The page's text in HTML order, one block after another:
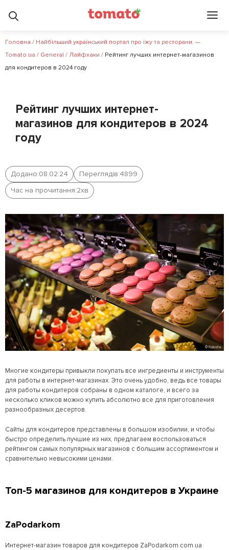
Головна / Найбільший український портал про їжу та ресторани. —
Tomato.ua / General / Лайфхаки / Рейтинг лучших интернет-магазинов
для кондитеров в 2024 году
Рейтинг лучших интернет-
магазинов для кондитеров в 2024
году
Додано:08.02.24 Переглядів:4899
Час на прочитання:2хв
Многие кондитеры привыкли покупать все ингредиенты и инструменты
для работы в интернет-магазинах. Это очень удобно, ведь все товары
для работы кондитеров собраны в одном каталоге, и всего за
несколько кликов можно купить абсолютно все для приготовления
разнообразных десертов.
Сайты для кондитеров представлены в большом изобилии, и чтобы
быстро определить лучшие из них, предлагаем воспользоваться
рейтингом самых популярных магазинов с большим ассортиментом и
сравнительно невысокими ценами.
Топ-5 магазинов для кондитеров в Украине
ZaPodarkom
Интернет-магазин товаров для кондитеров ZaPodarkom.com.ua